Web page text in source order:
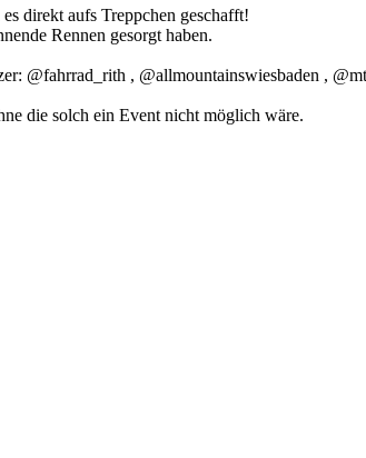
direkt aufs Treppchen geschafft!
Rennen gesorgt haben.
@fahrrad_rith , @allmountainswiesbaden ,
die solch ein Event nicht möglich wäre.